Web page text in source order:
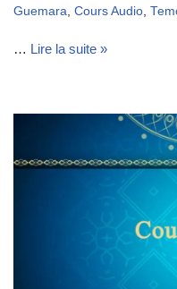
Guemara Cours Audio
… Lire la suite »